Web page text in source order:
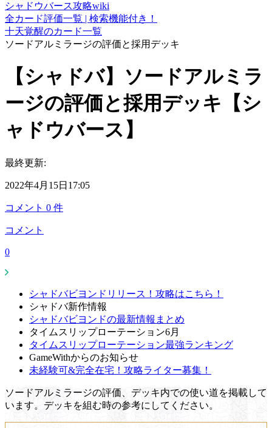
シャドウバース攻略wiki
全カード評価一覧 | 検索機能付き！
十天覚醒のカード一覧
ソードアルミラージの評価と採用デッキ
【シャドバ】ソードアルミラ
ージの評価と採用デッキ【シ
ャドウバース】
最終更新:
2022年4月15日17:05
コメント 0 件
コメント
0
シャドバビヨンドリリース！攻略はこちら！
シャドバ新作情報
シャドバビヨンドの最新情報まとめ
タイムスリップローテーション6月
タイムスリップローテーション最強ランキング
GameWithからのお知らせ
未経験可&完全在宅！攻略ライター募集！
ソードアルミラージの評価、デッキ内での使い道を掲載して
います。デッキを組む時の参考にしてください。